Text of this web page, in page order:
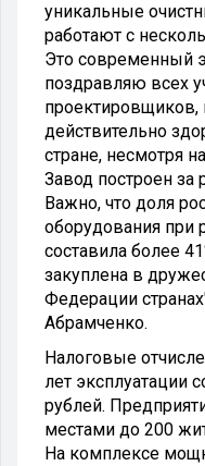
уникальные
работают с
Это современный
поздравляю всех
проектировщиков,
действительно
стране, несмотря
Завод построен
Важно, что доля
оборудования при
составила более
закуплена в
Федерации
Абрамченко.
Налоговые
лет эксплуатации
рублей.
местами до 200
На комплексе